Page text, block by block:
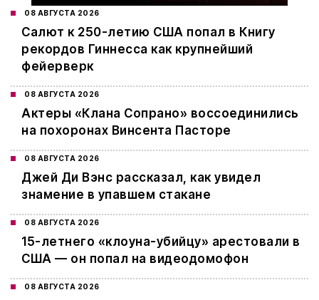
08 АВГУСТА 2026
Салют к 250-летию США попал в Книгу
рекордов Гиннесса как крупнейший
фейерверк
08 АВГУСТА 2026
Актеры «Клана Сопрано» воссоединились
на похоронах Винсента Пасторе
08 АВГУСТА 2026
Джей Ди Вэнс рассказал, как увидел
знамение в упавшем стакане
08 АВГУСТА 2026
15-летнего «клоуна-убийцу» арестовали в
США — он попал на видеодомофон
08 АВГУСТА 2026